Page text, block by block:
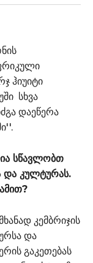
ჰიუიტი
სხვა
დაეწერა
სწავლობთ
და კულტურას.
კემბრიჯის
და
გაკეთებას